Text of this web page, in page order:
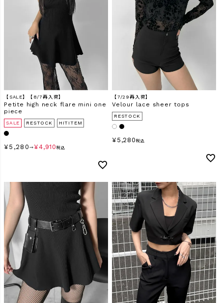
【SALE】【8/7再入荷】
Petite high neck flare mini one
piece
SALE RESTOCK HITITEM
¥ 5,280 → ¥4,910 税込
【7/29再入荷】
Velour lace sheer tops
RESTOCK
¥ 5,280 税込